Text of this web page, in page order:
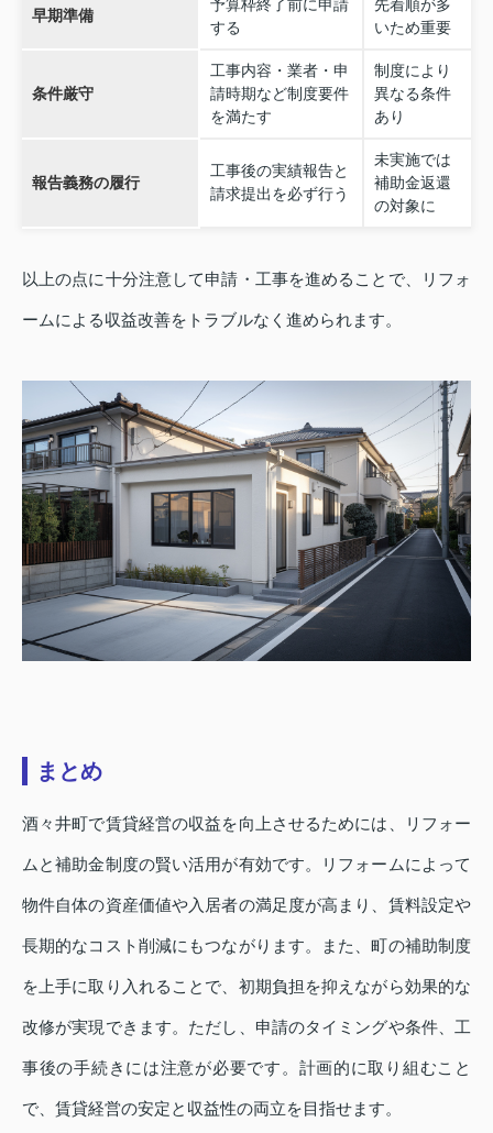
早期準備
予算枠終了前に申請
する
先着順が多
いため重要
条件厳守
工事内容・業者・申
請時期など制度要件
を満たす
制度により
異なる条件
あり
報告義務の履行
工事後の実績報告と
請求提出を必ず行う
未実施では
補助金返還
の対象に
以上の点に十分注意して申請・工事を進めることで、リフォ
ームによる収益改善をトラブルなく進められます。
まとめ
酒々井町で賃貸経営の収益を向上させるためには、リフォー
ムと補助金制度の賢い活用が有効です。リフォームによって
物件自体の資産価値や入居者の満足度が高まり、賃料設定や
長期的なコスト削減にもつながります。また、町の補助制度
を上手に取り入れることで、初期負担を抑えながら効果的な
改修が実現できます。ただし、申請のタイミングや条件、工
事後の手続きには注意が必要です。計画的に取り組むこと
で、賃貸経営の安定と収益性の両立を目指せます。